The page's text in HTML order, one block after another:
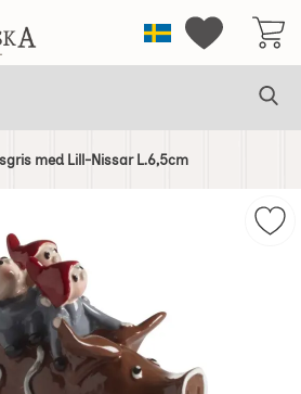
för NostalgiskaSverigeMina
med Lill-Nissar L.6,5cm